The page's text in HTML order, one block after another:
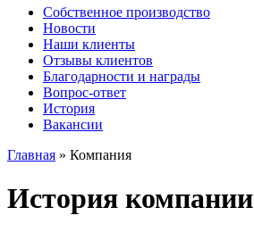
Собственное производство
Новости
Наши клиенты
Отзывы клиентов
Благодарности и награды
Вопрос-ответ
История
Вакансии
Главная » Компания
История компании